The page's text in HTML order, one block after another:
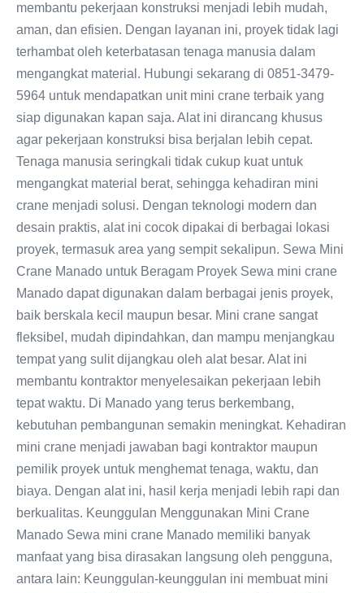
membantu pekerjaan konstruksi menjadi lebih mudah,
aman, dan efisien. Dengan layanan ini, proyek tidak lagi
terhambat oleh keterbatasan tenaga manusia dalam
mengangkat material. Hubungi sekarang di 0851-3479-
5964 untuk mendapatkan unit mini crane terbaik yang
siap digunakan kapan saja. Alat ini dirancang khusus
agar pekerjaan konstruksi bisa berjalan lebih cepat.
Tenaga manusia seringkali tidak cukup kuat untuk
mengangkat material berat, sehingga kehadiran mini
crane menjadi solusi. Dengan teknologi modern dan
desain praktis, alat ini cocok dipakai di berbagai lokasi
proyek, termasuk area yang sempit sekalipun. Sewa Mini
Crane Manado untuk Beragam Proyek Sewa mini crane
Manado dapat digunakan dalam berbagai jenis proyek,
baik berskala kecil maupun besar. Mini crane sangat
fleksibel, mudah dipindahkan, dan mampu menjangkau
tempat yang sulit dijangkau oleh alat besar. Alat ini
membantu kontraktor menyelesaikan pekerjaan lebih
tepat waktu. Di Manado yang terus berkembang,
kebutuhan pembangunan semakin meningkat. Kehadiran
mini crane menjadi jawaban bagi kontraktor maupun
pemilik proyek untuk menghemat tenaga, waktu, dan
biaya. Dengan alat ini, hasil kerja menjadi lebih rapi dan
berkualitas. Keunggulan Menggunakan Mini Crane
Manado Sewa mini crane Manado memiliki banyak
manfaat yang bisa dirasakan langsung oleh pengguna,
antara lain: Keunggulan-keunggulan ini membuat mini